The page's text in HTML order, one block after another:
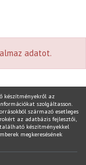
adatot.
készítményekről az
szolgáltasson.
származó esetleges
az adatbázis fejlesztői,
készítményekkel
megkeresésének